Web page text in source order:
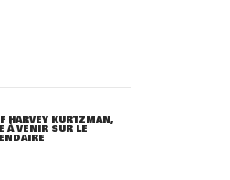
HARVEY KURTZMAN,
À VENIR SUR LE